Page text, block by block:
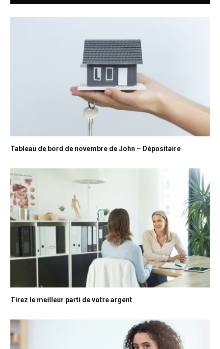
Tableau de bord de novembre de John – Dépositaire
Tirez le meilleur parti de votre argent